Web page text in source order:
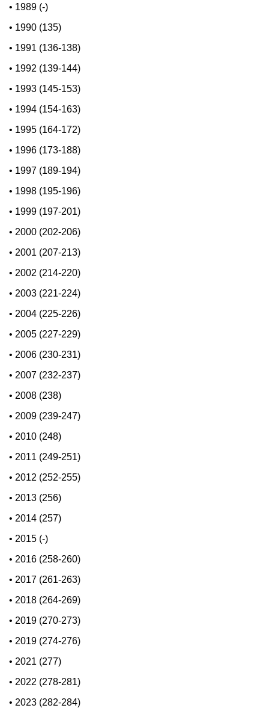
• 1989 (-)
• 1990 (135)
• 1991 (136-138)
• 1992 (139-144)
• 1993 (145-153)
• 1994 (154-163)
• 1995 (164-172)
• 1996 (173-188)
• 1997 (189-194)
• 1998 (195-196)
• 1999 (197-201)
• 2000 (202-206)
• 2001 (207-213)
• 2002 (214-220)
• 2003 (221-224)
• 2004 (225-226)
• 2005 (227-229)
• 2006 (230-231)
• 2007 (232-237)
• 2008 (238)
• 2009 (239-247)
• 2010 (248)
• 2011 (249-251)
• 2012 (252-255)
• 2013 (256)
• 2014 (257)
• 2015 (-)
• 2016 (258-260)
• 2017 (261-263)
• 2018 (264-269)
• 2019 (270-273)
• 2019 (274-276)
• 2021 (277)
• 2022 (278-281)
• 2023 (282-284)